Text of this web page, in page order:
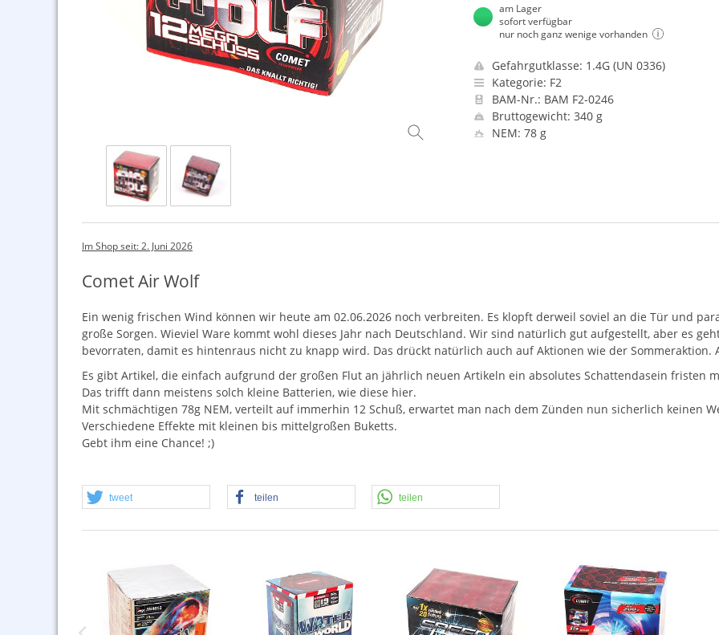
am Lager
sofort verfügbar
nur noch ganz wenige vorhanden
Gefahrgutklasse: 1.4G (UN 0336)
Kategorie: F2
BAM-Nr.: BAM F2-0246
Bruttogewicht: 340 g
NEM: 78 g
Im Shop seit: 2. Juni 2026
Comet Air Wolf
Ein wenig frischen Wind können wir heute am 02.06.2026 noch verbreiten. Es klopft derweil soviel an die Tür und
große Sorgen. Wieviel Ware kommt wohl dieses Jahr nach Deutschland. Wir sind natürlich gut aufgestellt, aber es
bevorraten, damit es hintenraus nicht zu knapp wird. Das drückt natürlich auch auf Aktionen wie der Sommeraktion.
Es gibt Artikel, die einfach aufgrund der großen Flut an jährlich neuen Artikeln ein absolutes Schattendasein fristen
Das trifft dann meistens solch kleine Batterien, wie diese hier.
Mit schmächtigen 78g NEM, verteilt auf immerhin 12 Schuß, erwartet man nach dem Zünden nun sicherlich keinen
Verschiedene Effekte mit kleinen bis mittelgroßen Buketts.
Gebt ihm eine Chance! ;)
tweet teilen teilen